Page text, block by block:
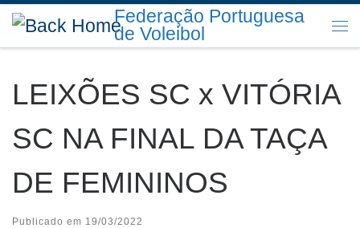
Skip to content Federação Portuguesa
de Voleibol
LEIXÕES SC x VITÓRIA
SC NA FINAL DA TAÇA
DE FEMININOS
Publicado em 19/03/2022